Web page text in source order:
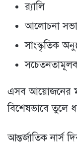
র‍্যালি
আলোচনা সভা
সাংস্কৃতিক
সচেতনতামূলক
এসব আয়োজনের
বিশেষভাবে তুলে
আন্তর্জাতিক নার্স